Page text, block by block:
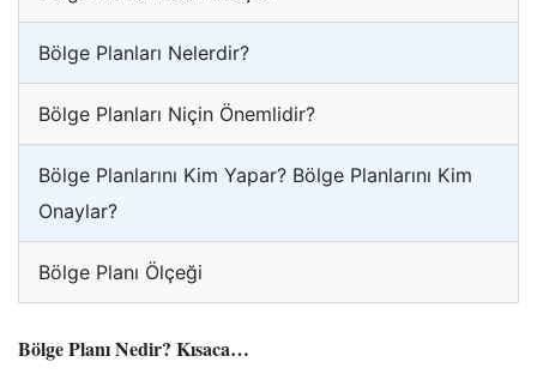
Bölge Planları Nelerdir?
Bölge Planları Niçin Önemlidir?
Bölge Planlarını Kim Yapar? Bölge Planlarını Kim
Onaylar?
Bölge Planı Ölçeği
Bölge Planı Nedir? Kısaca…